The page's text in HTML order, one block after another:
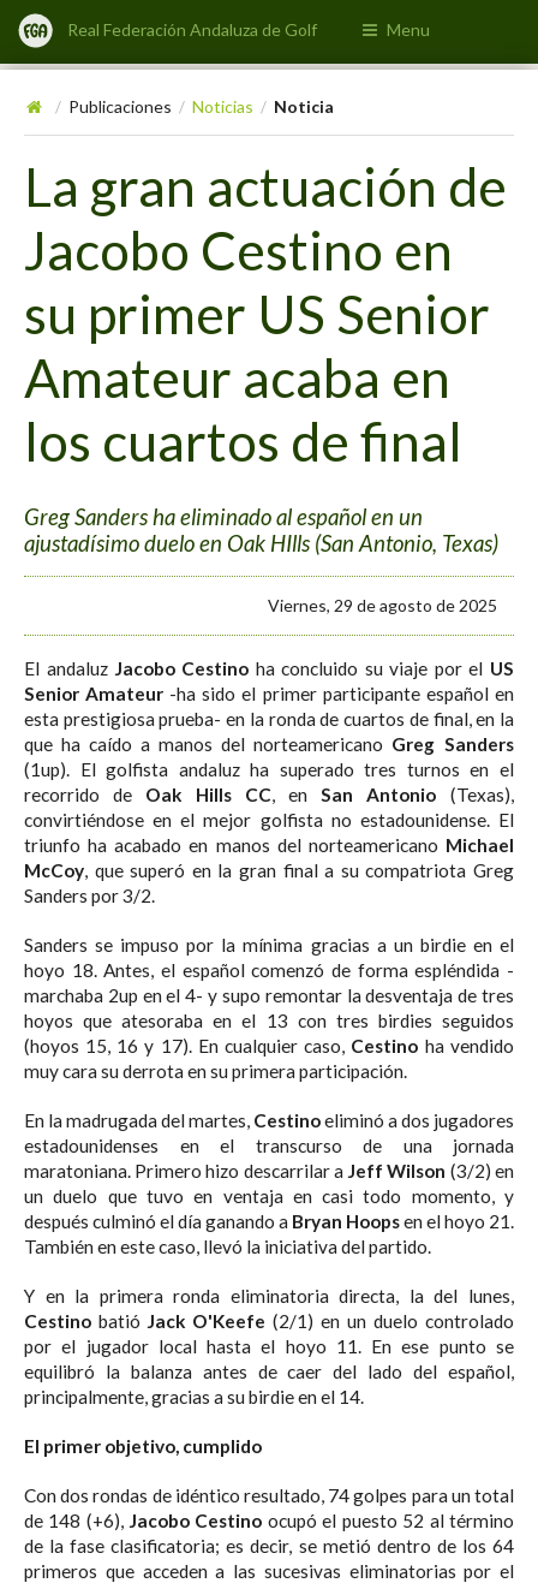
Real Federación Andaluza de Golf Menu
/ Publicaciones / Noticias / Noticia
La gran actuación de
Jacobo Cestino en
su primer US Senior
Amateur acaba en
los cuartos de final
Greg Sanders ha eliminado al español en un
ajustadísimo duelo en Oak HIlls (San Antonio, Texas)
Viernes, 29 de agosto de 2025
El andaluz Jacobo Cestino ha concluido su viaje por el US
Senior Amateur -ha sido el primer participante español en
esta prestigiosa prueba- en la ronda de cuartos de final, en la
que ha caído a manos del norteamericano Greg Sanders
(1up). El golfista andaluz ha superado tres turnos en el
recorrido de Oak Hills CC, en San Antonio (Texas),
convirtiéndose en el mejor golfista no estadounidense. El
triunfo ha acabado en manos del norteamericano Michael
McCoy, que superó en la gran final a su compatriota Greg
Sanders por 3/2.
Sanders se impuso por la mínima gracias a un birdie en el
hoyo 18. Antes, el español comenzó de forma espléndida -
marchaba 2up en el 4- y supo remontar la desventaja de tres
hoyos que atesoraba en el 13 con tres birdies seguidos
(hoyos 15, 16 y 17). En cualquier caso, Cestino ha vendido
muy cara su derrota en su primera participación.
En la madrugada del martes, Cestinoeliminó a dos jugadores
estadounidenses en el transcurso de una jornada
maratoniana. Primero hizo descarrilar a Jeff Wilson (3/2) en
un duelo que tuvo en ventaja en casi todo momento, y
después culminó el día ganando a Bryan Hoopsen el hoyo 21.
También en este caso, llevó la iniciativa del partido.
Y en la primera ronda eliminatoria directa, la del lunes,
Cestino batió Jack O'Keefe (2/1) en un duelo controlado
por el jugador local hasta el hoyo 11. En ese punto se
equilibró la balanza antes de caer del lado del español,
principalmente, gracias a su birdie en el 14.
El primer objetivo, cumplido
Con dos rondas de idéntico resultado, 74 golpes para un total
de 148 (+6), Jacobo Cestino ocupó el puesto 52 al término
de la fase clasificatoria; es decir, se metió dentro de los 64
primeros que acceden a las sucesivas eliminatorias por el